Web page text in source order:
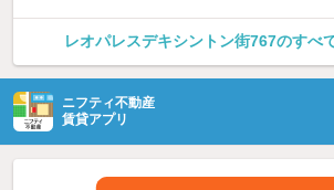
レオパレスデキシントン街767のすべ
ニフティ不動産
賃貸アプリ